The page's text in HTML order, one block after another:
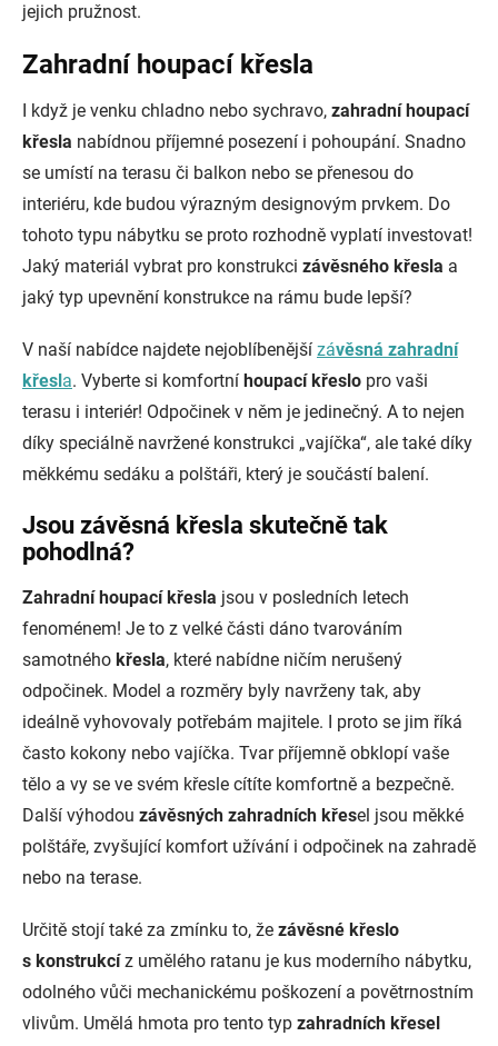
jejich pružnost.
Zahradní houpací křesla
I když je venku chladno nebo sychravo, zahradní houpací
křesla nabídnou příjemné posezení i pohoupání. Snadno
se umístí na terasu či balkon nebo se přenesou do
interiéru, kde budou výrazným designovým prvkem. Do
tohoto typu nábytku se proto rozhodně vyplatí investovat!
Jaký materiál vybrat pro konstrukci závěsného křesla a
jaký typ upevnění konstrukce na rámu bude lepší?
V naší nabídce najdete nejoblíbenější závěsná zahradní
křesl a. Vyberte si komfortní houpací křeslo pro vaši
terasu i interiér! Odpočinek v něm je jedinečný. A to nejen
díky speciálně navržené konstrukci „vajíčka“, ale také díky
měkkému sedáku a polštáři, který je součástí balení.
Jsou závěsná křesla skutečně tak
pohodlná?
Zahradní houpací křesla jsou v posledních letech
fenoménem! Je to z velké části dáno tvarováním
samotného křesla, které nabídne ničím nerušený
odpočinek. Model a rozměry byly navrženy tak, aby
ideálně vyhovovaly potřebám majitele. I proto se jim říká
často kokony nebo vajíčka. Tvar příjemně obklopí vaše
tělo a vy se ve svém křesle cítíte komfortně a bezpečně.
Další výhodou závěsných zahradních křesel jsou měkké
polštáře, zvyšující komfort užívání i odpočinek na zahradě
nebo na terase.
Určitě stojí také za zmínku to, že závěsné křeslo
s konstrukcíz umělého ratanu je kus moderního nábytku,
odolného vůči mechanickému poškození a povětrnostním
vlivům. Umělá hmota pro tento typ zahradních křesel